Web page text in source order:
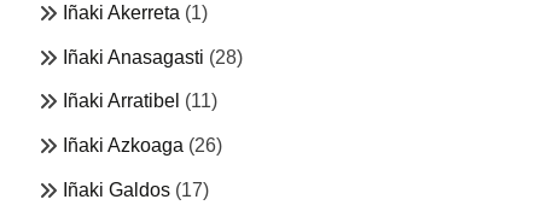
Iñaki Akerreta (1)
Iñaki Anasagasti (28)
Iñaki Arratibel (11)
Iñaki Azkoaga (26)
Iñaki Galdos (17)